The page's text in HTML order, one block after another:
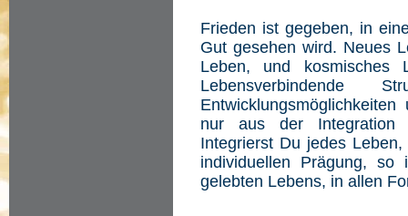
Frieden ist gegeben, in
Gut gesehen wird. Neues
Leben, und
Lebensverbindende
nur aus der Integration
Integrierst Du jedes
individuellen Prägung,
gelebten Lebens, in allen